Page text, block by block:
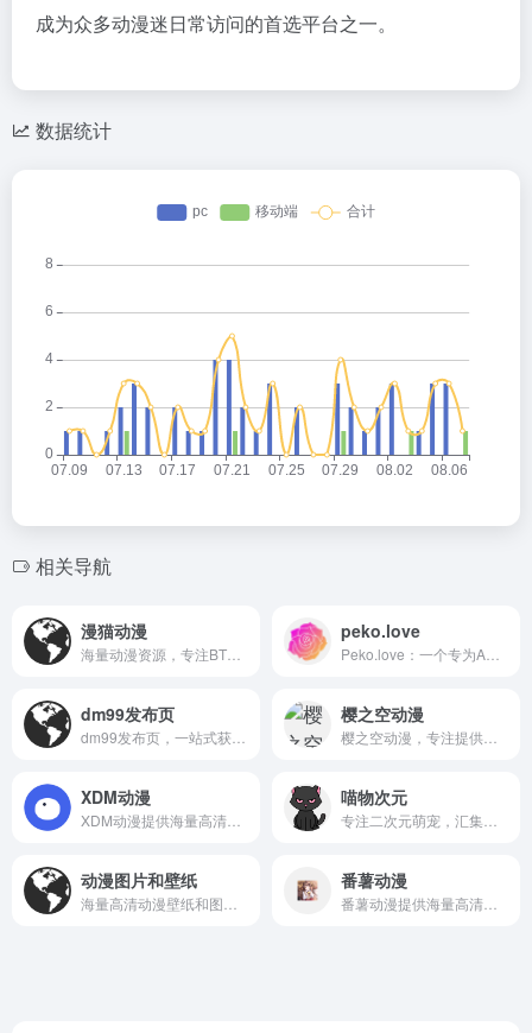
成为众多动漫迷日常访问的首选平台之一。
数据统计
相关导航
漫猫动漫 peko.love
dm99发布页 樱之空动漫
XDM动漫 喵物次元
动漫图片和壁纸 番薯动漫